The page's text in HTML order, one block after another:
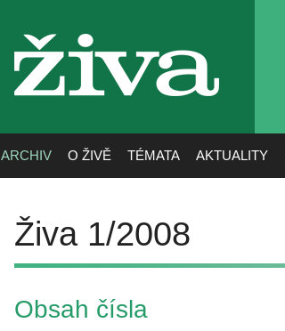
živa
ARCHIV O ŽIVĚ TÉMATA AKTUALITY
Živa 1/2008
Obsah čísla